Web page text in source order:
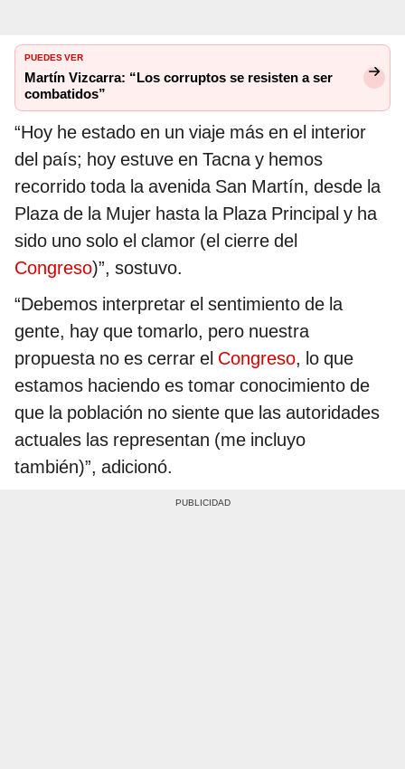
PUEDES VER
Martín Vizcarra: “Los corruptos se resisten a ser
combatidos”
“Hoy he estado en un viaje más en el interior
del país; hoy estuve en Tacna y hemos
recorrido toda la avenida San Martín, desde la
Plaza de la Mujer hasta la Plaza Principal y ha
sido uno solo el clamor (el cierre del
Congreso)”, sostuvo.
“Debemos interpretar el sentimiento de la
gente, hay que tomarlo, pero nuestra
propuesta no es cerrar el Congreso, lo que
estamos haciendo es tomar conocimiento de
que la población no siente que las autoridades
actuales las representan (me incluyo
también)”, adicionó.